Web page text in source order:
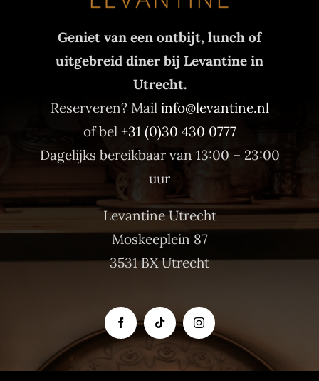
Geniet van een ontbijt, lunch of
uitgebreid diner bij Levantine in
Utrecht.
Reserveren? Mail info@levantine.nl
of bel +31 (0)30 430 0777
Dagelijks bereikbaar van 13:00 – 23:00
uur
Levantine Utrecht
Moskeeplein 87
3531 BX Utrecht